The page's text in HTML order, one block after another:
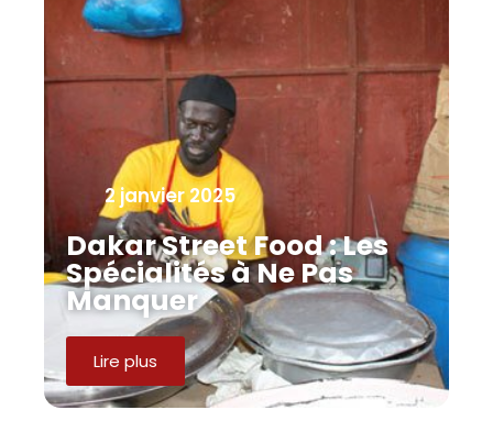
2 janvier 2025
Dakar Street Food : Les
Spécialités à Ne Pas
Manquer
Lire plus